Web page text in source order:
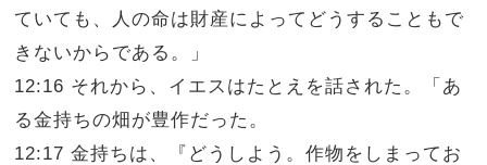
ていても、人の命は財産によってどうすることもで
きないからである。」
12:16 それから、イエスはたとえを話された。「あ
る金持ちの畑が豊作だった。
12:17 金持ちは、『どうしよう。作物をしまってお